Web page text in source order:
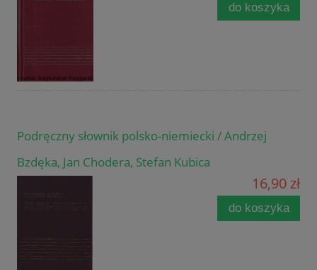
do koszyka
Podręczny słownik polsko-niemiecki / Andrzej
Bzdęka, Jan Chodera, Stefan Kubica
16,90 zł
do koszyka